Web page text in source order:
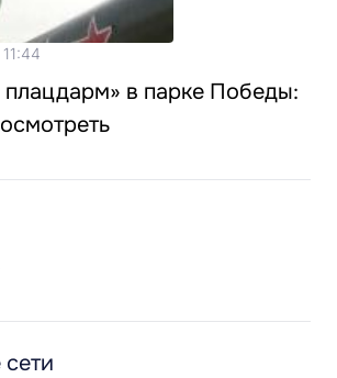
в парке Победы: